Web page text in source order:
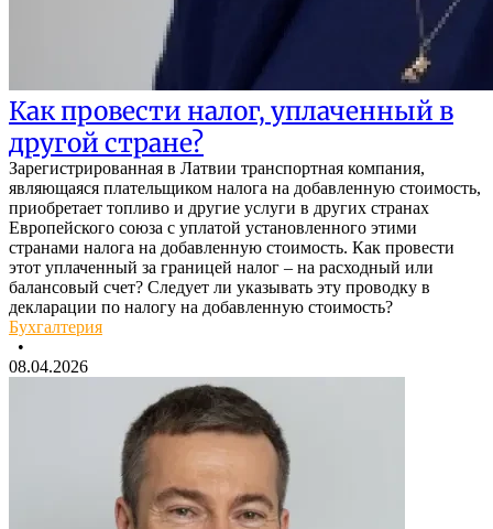
Как провести налог, уплаченный в
другой стране?
Зарегистрированная в Латвии транспортная компания,
являющаяся плательщиком налога на добавленную стоимость,
приобретает топливо и другие услуги в других странах
Европейского союза с уплатой установленного этими
странами налога на добавленную стоимость. Как провести
этот уплаченный за границей налог – на расходный или
балансовый счет? Следует ли указывать эту проводку в
декларации по налогу на добавленную стоимость?
Бухгалтерия
•
08.04.2026